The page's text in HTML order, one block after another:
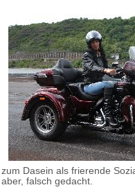
zum Dasein als frierende
aber, falsch gedacht.